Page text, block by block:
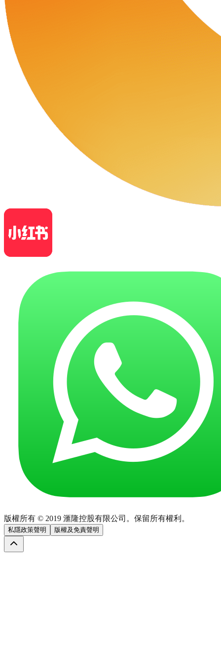
版權所有 © 2019 滙隆控股有限公司。保留所有權利。
私隱政策聲明 版權及免責聲明